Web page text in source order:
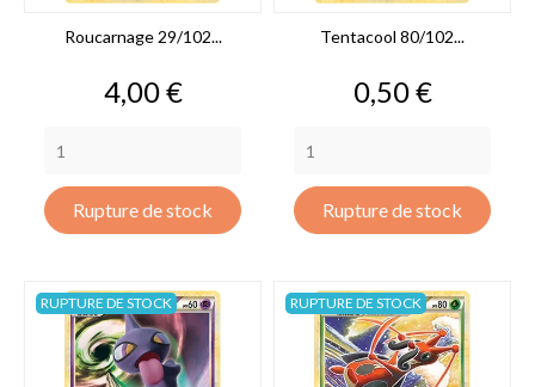
Roucarnage 29/102...
Prix
4,00 €
Rupture de stock
Tentacool 80/102...
Prix
0,50 €
Rupture de stock
RUPTURE DE STOCK RUPTURE DE STOCK